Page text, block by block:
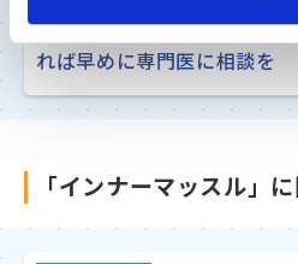
ロコモやフレイルを予防す
れば早めに専門医に相談を
「インナーマッスル」